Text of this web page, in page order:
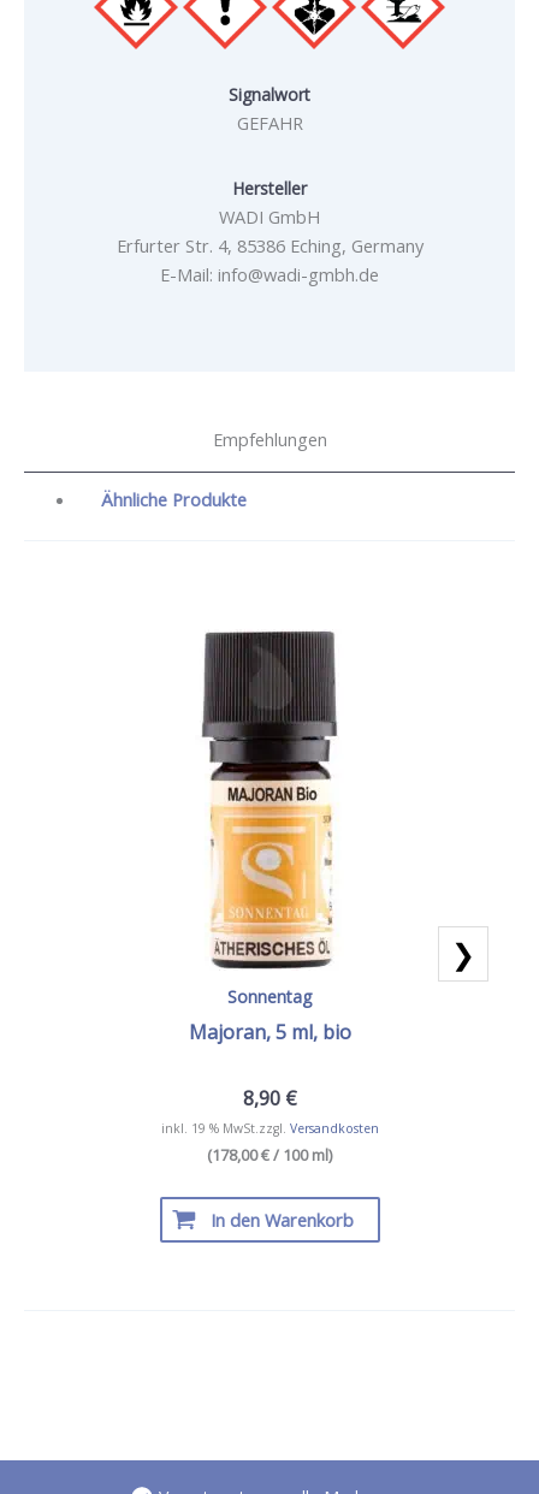
Signalwort
GEFAHR
Hersteller
WADI GmbH
Erfurter Str. 4, 85386 Eching, Germany
E-Mail: info@wadi-gmbh.de
Empfehlungen
Ähnliche Produkte
Sonnentag
Majoran, 5 ml, bio
8,90 €
inkl. 19 % MwSt. zzgl. Versandkosten
(178,00 € / 100 ml)
In den Warenkorb
❯